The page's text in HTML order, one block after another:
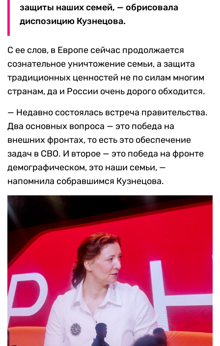
защиты наших семей, — обрисовала
диспозицию Кузнецова.
С ее слов, в Европе сейчас продолжается
сознательное уничтожение семьи, а защита
традиционных ценностей не по силам многим
странам, да и России очень дорого обходится.
— Недавно состоялась встреча правительства.
Два основных вопроса — это победа на
внешних фронтах, то есть это обеспечение
задач в СВО. И второе — это победа на фронте
демографическом, это наши семьи, —
напомнила собравшимся Кузнецова.